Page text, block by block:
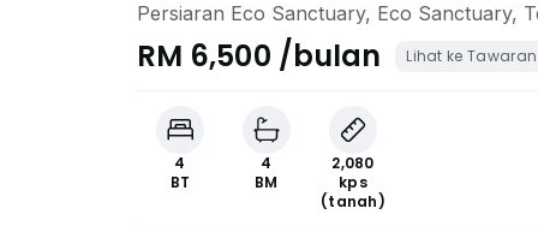
Persiaran Eco Sanctuary, Eco Sanctuary,
RM 6,500 /bulan Lihat ke Tawaran
4
BT
4
BM
2,080
kps
(tanah)